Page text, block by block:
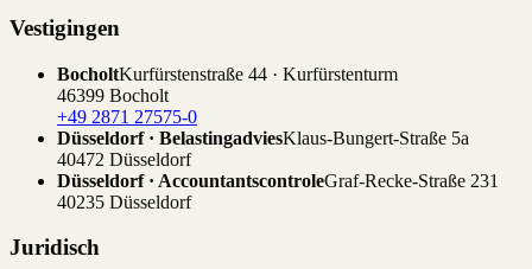
Vestigingen
BocholtKurfürstenstraße 44 · Kurfürstenturm
46399 Bocholt
+49 2871 27575-0
Düsseldorf · BelastingadviesKlaus-Bungert-Straße 5a
40472 Düsseldorf
Düsseldorf · AccountantscontroleGraf-Recke-Straße 231
40235 Düsseldorf
Juridisch